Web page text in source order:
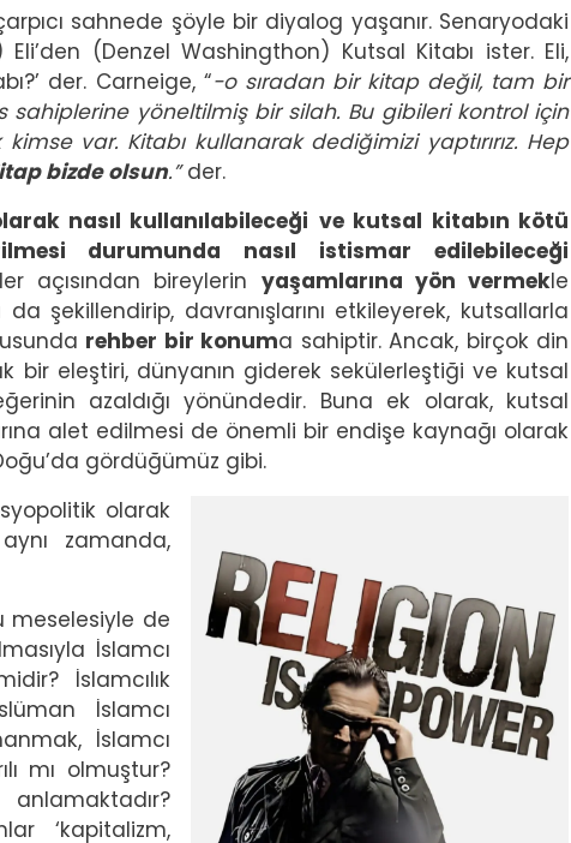
sahnede şöyle bir diyalog yaşanır. Senaryodaki
(Denzel Washingthon) Kutsal Kitabı ister. Eli,
der. Carneige, “-o sıradan bir kitap değil, tam bir
yöneltilmiş bir silah. Bu gibileri kontrol için
var. Kitabı kullanarak dediğimizi yaptırırız. Hep
bizde olsun.”der.
nasıl kullanılabileceği ve kutsal kitabın kötü
durumunda nasıl istismar edilebileceği
açısından bireylerin yaşamlarına yön vermekle
şekillendirip, davranışlarını etkileyerek, kutsallarla
rehber bir konuma sahiptir. Ancak, birçok din
eleştiri, dünyanın giderek sekülerleştiği ve kutsal
azaldığı yönündedir. Buna ek olarak, kutsal
alet edilmesi de önemli bir endişe kaynağı olarak
gördüğümüz gibi.
olarak
zamanda,
meselesiyle de
İslamcı
İslamcılık
İslamcı
İslamcı
mı olmuştur?
‘kapitalizm,